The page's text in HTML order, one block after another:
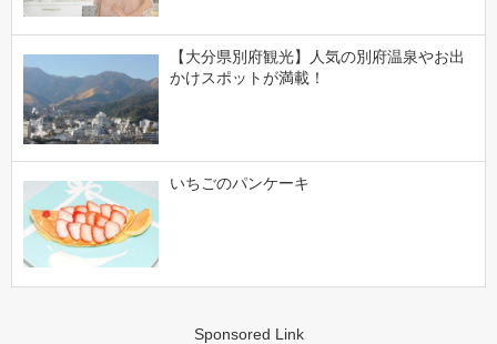
【大分県別府観光】人気の別府温泉やお出
かけスポットが満載！
いちごのパンケーキ
Sponsored Link